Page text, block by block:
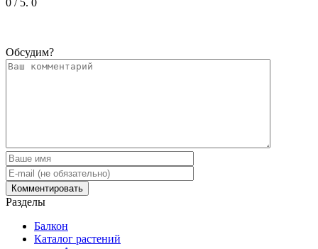
0 / 5. 0
Обсудим?
Разделы
Балкон
Каталог растений